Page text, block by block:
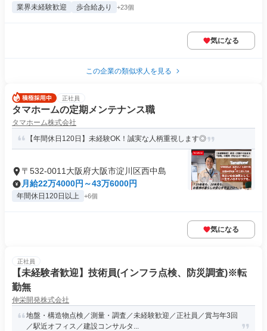
業界未経験歓迎 歩合給あり +23個
気になる
この企業の類似求人を見る
正社員
タマホームの定期メンテナンス職
タマホーム株式会社
【年間休日120日】未経験OK！誠実な人柄重視します◎
〒532-0011大阪府大阪市淀川区西中島
月給22万4000円～43万6000円
年間休日120日以上 +6個
気になる
正社員
【未経験者歓迎】技術員(インフラ点検、防災調査)※転
勤無
伸栄開発株式会社
地盤・構造物点検／測量・調査／未経験歓迎／正社員／賞与年3回
／駅近オフィス／建設コンサルタ...